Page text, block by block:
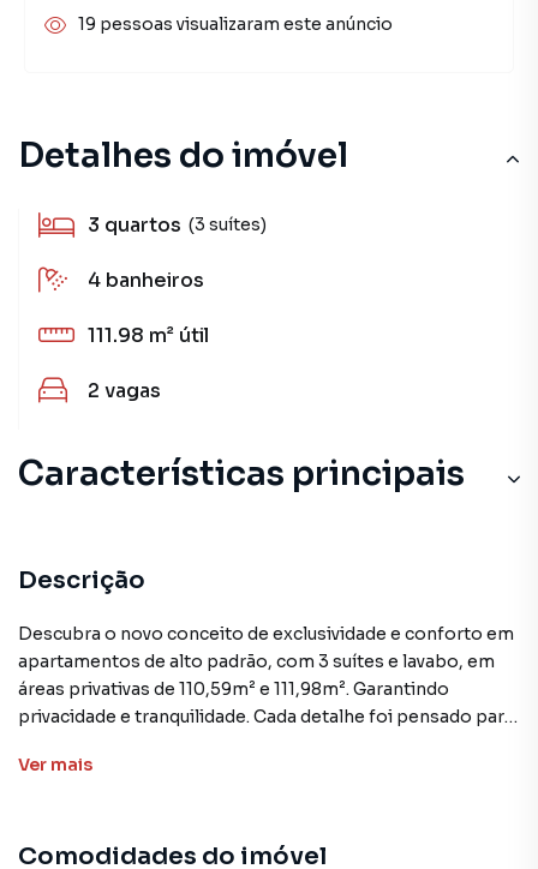
Detalhes do imóvel
3 quartos (3 suítes)
4 banheiros
111.98 m² útil
2 vagas
Características principais
Descrição
Descubra o novo conceito de exclusividade e conforto em
apartamentos de alto padrão, com 3 suítes e lavabo, em
áreas privativas de 110,59m² e 111,98m². Garantindo
privacidade e tranquilidade. Cada detalhe foi pensado para
sofisticação.
piscinas adulto e infantil com deck molhado, uma área de
Ver mais
Comodidades do imóvel
19 pessoas visualizaram este anúncio